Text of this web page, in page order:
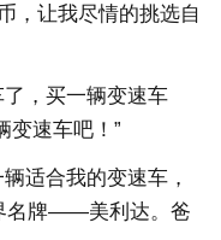
，让我尽情的挑选自
，买一辆变速车
变速车吧！”
适合我的变速车，
名牌——美利达。爸